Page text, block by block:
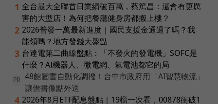
1 全台最大全聯首日業績破百萬，蔡篤昌：還會有更厲
害的大型店！為何把餐廳健身房都搬上樓？
2 2026普發一萬最新進度｜國民支援金通過了嗎？我
能領嗎？地方發錢大盤點
3 台達電第二曲線盤點：「不發火的發電機」SOFC是
什麼？AI機器人、微電網、氫電池都它的局
PR
48館圖書自動化調撥！台中市政府用「AI智慧物流」
讓借書像點外送
4 2026年8月ETF配息盤點｜19檔一次看，00878衝破1